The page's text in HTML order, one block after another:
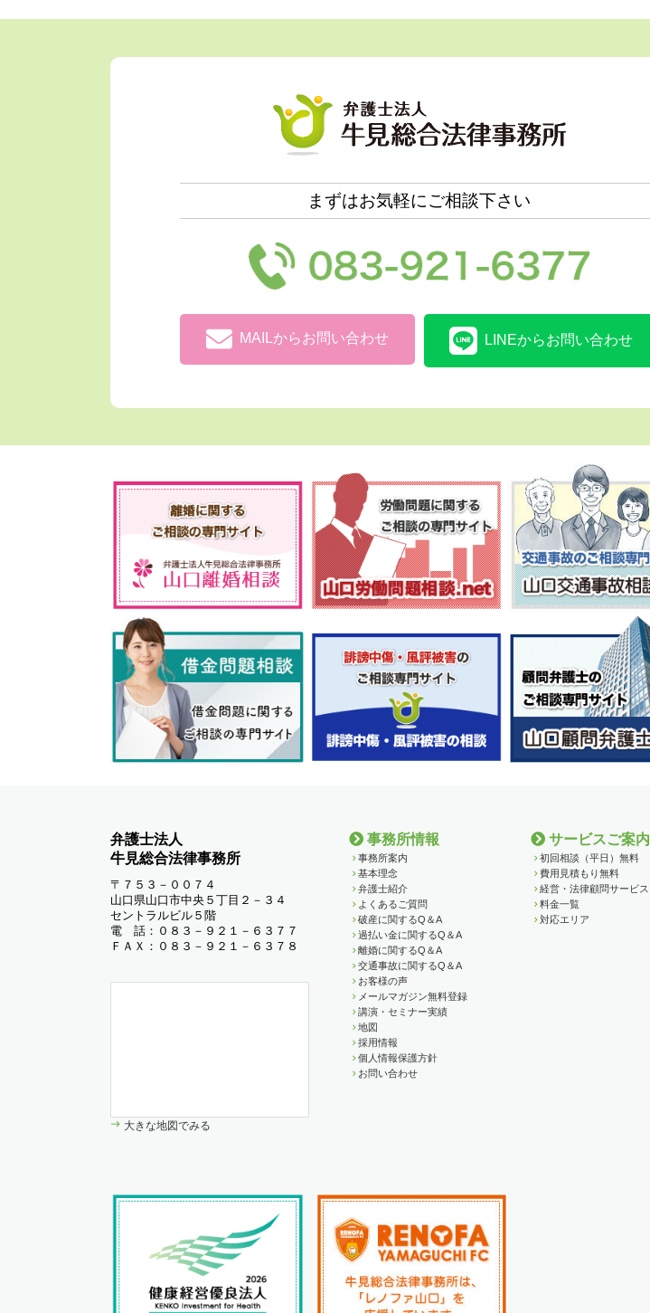
まずはお気軽にご相談下さい
MAILからお問い合わせ LINEからお問い合わせ
事務所情報
事務所案内
基本理念
弁護士紹介
よくあるご質問
破産に関するQ＆A
過払い金に関するQ＆A
離婚に関するQ＆A
交通事故に関するQ＆A
お客様の声
メールマガジン無料登録
講演・セミナー実績
地図
採用情報
個人情報保護方針
お問い合わせ
サービスご案内
初回相談（平日）無料
費用見積もり無料
経営・法律顧問サービス
料金一覧
対応エリア
弁護士法人
牛見総合法律事務所
〒７５３－００７４
山口県山口市中央５丁目２－３４
セントラルビル５階
電 話：０８３－９２１－６３７７
ＦＡＸ：０８３－９２１－６３７８
大きな地図でみる